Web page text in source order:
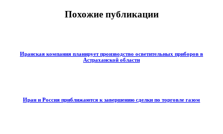
Похожие публикации
Иранская компания планирует производство осветительных приборов в
Астраханской области
Иран и Россия приближаются к завершению сделки по торговле газом